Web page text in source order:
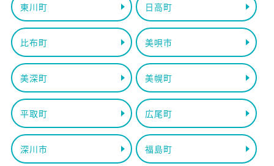
東川町 日高町
比布町 美唄市
美深町 美幌町
平取町 広尾町
深川市 福島町